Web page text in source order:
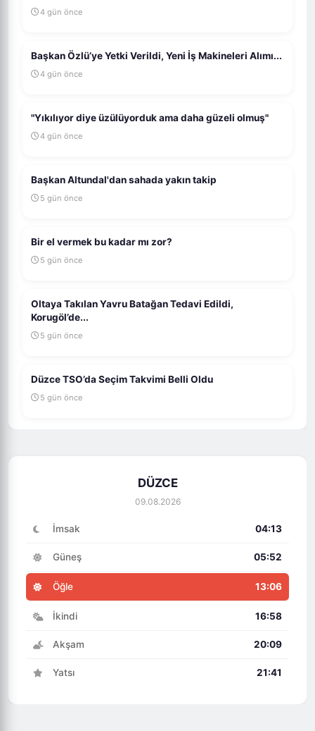
4 gün önce
Başkan Özlü’ye Yetki Verildi, Yeni İş Makineleri Alımı...
4 gün önce
"Yıkılıyor diye üzülüyorduk ama daha güzeli olmuş"
4 gün önce
Başkan Altundal'dan sahada yakın takip
5 gün önce
Bir el vermek bu kadar mı zor?
5 gün önce
Oltaya Takılan Yavru Batağan Tedavi Edildi,
Korugöl’de...
5 gün önce
Düzce TSO’da Seçim Takvimi Belli Oldu
5 gün önce
DÜZCE
09.08.2026
İmsak 04:13
Güneş 05:52
Öğle 13:06
İkindi 16:58
Akşam 20:09
Yatsı 21:41